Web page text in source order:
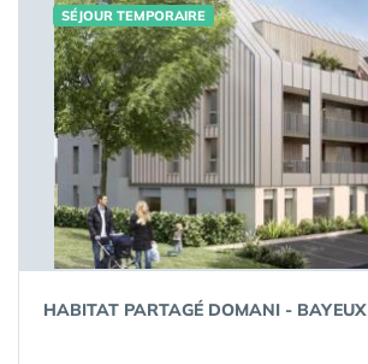
SÉJOUR TEMPORAIRE
HABITAT PARTAGÉ DOMANI - BAYEUX